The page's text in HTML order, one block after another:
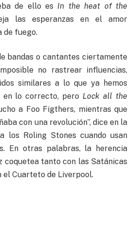
de ello es In the heat of the
las esperanzas en el amor
de fuego.
bandas o cantantes ciertamente
no rastrear influencias,
similares a lo que ya hemos
en lo correcto, pero Lock all the
a Foo Figthers, mientras que
con una revolución”, dice en la
los Roling Stones cuando usan
En otras palabras, la herencia
coquetea tanto con las Satánicas
el Cuarteto de Liverpool.